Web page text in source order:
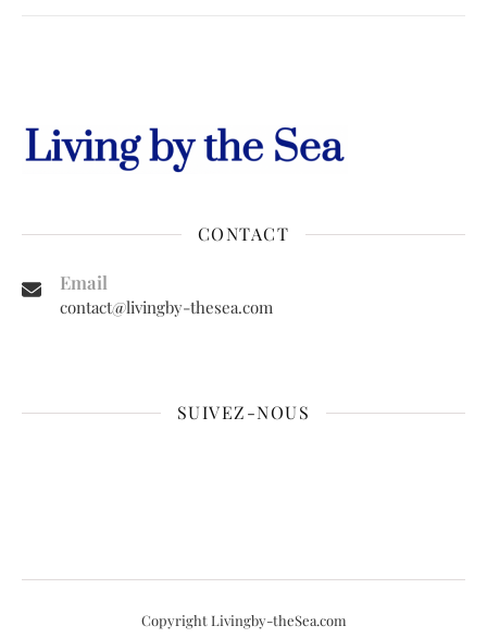
CONTACT
Email
contact@livingby-thesea.com
SUIVEZ-NOUS
Copyright Livingby-theSea.com